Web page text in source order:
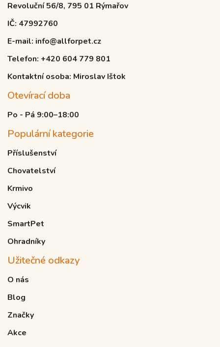
Revoluční 56/8, 795 01 Rýmařov
IČ: 47992760
E-mail: info@allforpet.cz
Telefon: +420 604 779 801
Kontaktní osoba: Miroslav Ištok
Otevírací doba
Po - Pá 9:00–18:00
Populární kategorie
Příslušenství
Chovatelství
Krmivo
Výcvik
SmartPet
Ohradníky
Užitečné odkazy
O nás
Blog
Značky
Akce